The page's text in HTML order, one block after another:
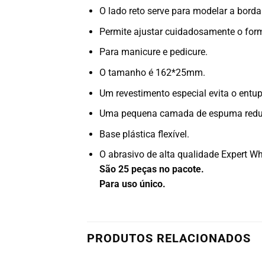
O lado reto serve para modelar a
Permite ajustar cuidadosamente o
Para manicure e pedicure.
O tamanho é 162*25mm.
Um revestimento especial evita o
Uma pequena camada de espuma
Base plástica flexível.
O abrasivo de alta qualidade Expert
São 25 peças no pacote.
Para uso único.
PRODUTOS RELACIONADOS